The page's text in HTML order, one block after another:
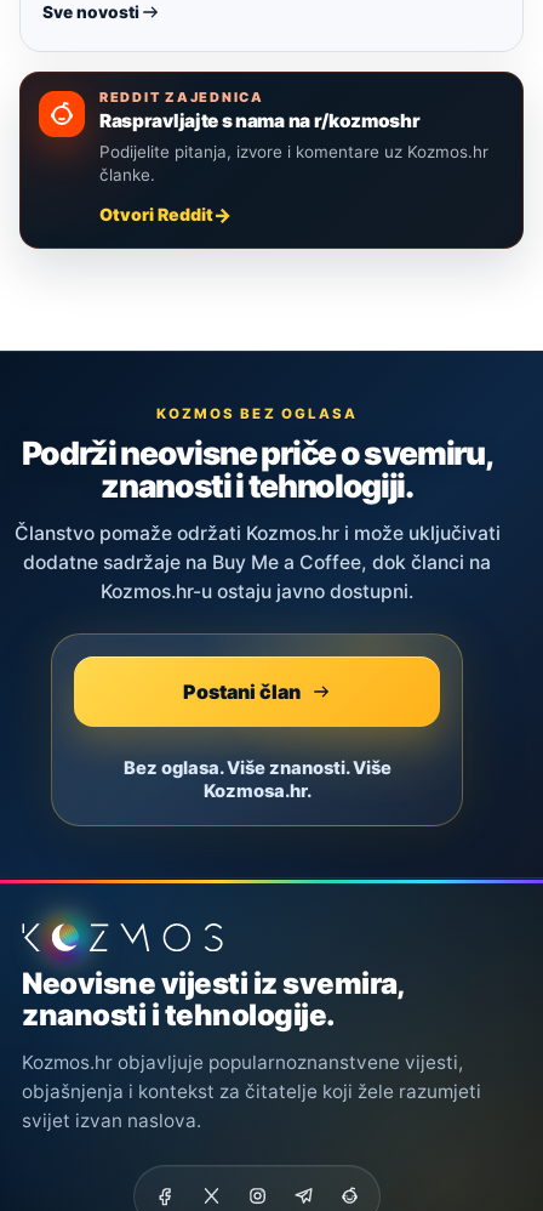
Sve novosti
REDDIT ZAJEDNICA
Raspravljajte s nama na r/kozmoshr
Podijelite pitanja, izvore i komentare uz Kozmos.hr
članke.
Otvori Reddit
KOZMOS BEZ OGLASA
Podrži neovisne priče o svemiru,
znanosti i tehnologiji.
Članstvo pomaže održati Kozmos.hr i može uključivati
dodatne sadržaje na Buy Me a Coffee, dok članci na
Kozmos.hr-u ostaju javno dostupni.
Postani član
Bez oglasa. Više znanosti. Više
Kozmosa.hr.
Podnožje stranice
Neovisne vijesti iz svemira,
znanosti i tehnologije.
Kozmos.hr objavljuje popularnoznanstvene vijesti,
objašnjenja i kontekst za čitatelje koji žele razumjeti
svijet izvan naslova.